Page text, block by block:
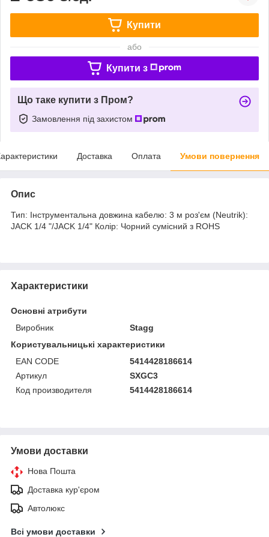
Купити
або
Купити з
Що таке купити з Пром?
Замовлення під захистом
Доставка Оплата Умови повернення
Опис
Тип: Інструментальна довжина кабелю: 3 м роз'єм (Neutrik):
JACK 1/4 "/JACK 1/4" Колір: Чорний сумісний з ROHS
Характеристики
Основні атрибути
Виробник
Stagg
Користувальницькі характеристики
EAN CODE
5414428186614
Артикул
SXGC3
Код производителя
5414428186614
Умови доставки
Нова Пошта
Доставка кур'єром
Автолюкс
Всі умови доставки